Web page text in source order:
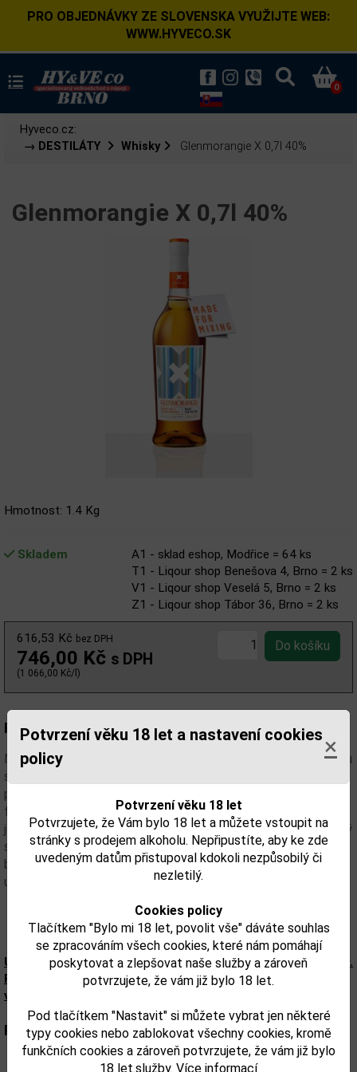
Potvrzení věku 18 let a nastavení cookies
policy
×
Potvrzení věku 18 let
Potvrzujete, že Vám bylo 18 let a můžete vstoupit na
stránky s prodejem alkoholu. Nepřipustíte, aby ke zde
uvedeným datům přistupoval kdokoli nezpůsobilý či
nezletilý.
Cookies policy
Tlačítkem "Bylo mi 18 let, povolit vše" dáváte souhlas
se zpracováním všech cookies, které nám pomáhají
poskytovat a zlepšovat naše služby a zároveň
potvrzujete, že vám již bylo 18 let.
Pod tlačítkem "Nastavit" si můžete vybrat jen některé
typy cookies nebo zablokovat všechny cookies, kromě
funkčních cookies a zároveň potvrzujete, že vám již bylo
18 let.služby. Více informací
PRO OBJEDNÁVKY ZE SLOVENSKA VYUŽIJTE WEB:
WWW.HYVECO.SK
0
Hyveco.cz:
→ DESTILÁTY
Whisky Glenmorangie X 0,7l 40%
Glenmorangie X 0,7l 40%
Hmotnost: 1.4 Kg
Skladem
A1 - sklad eshop, Modřice = 64 ks
T1 - Liqour shop Benešova 4, Brno = 2 ks
V1 - Liqour shop Veselá 5, Brno = 2 ks
Z1 - Liqour shop Tábor 36, Brno = 2 ks
616,53 Kč bez DPH
746,00 Kč s DPH
(1 066,00 Kč/l)
Popis:
Nová single malt whisky, stvořená pro mixologii. Na jejím vzniku
se podíleli nejlepší barmani a její sladší chuťový profil ji
předurčuje pro vytváření nekonečných kombinací pro
fantastické, a přesto jednoduché drinky.Tato lahodná whisky
je přehlídkou chutí, od sladké hrušky a vanilky po pomerančový
sorbet a čokoládový fudge. Zrála v kombinaci sudů po
bourbonu a nových vypálených sudů z amerického dubu. Bez
udání stáří.
Upozorňujeme, že tento produkt může obsahovat alergeny.
Přesné složení a alergeny jsou k dispozici na obalu
výrobku. Zkontrolujte prosím před konzumací.
Parametry:
Obsah alkoholu obj. %: